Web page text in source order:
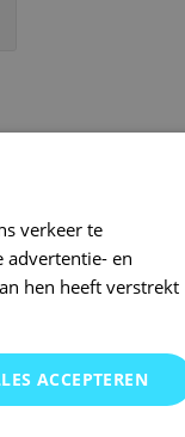
nu zelf voordelig
op voorhand
kwaliteit
in ons
Direct uit
SRS kunt
bedrijfswagens,
verkeer te
advertentie- en
hen heeft verstrekt
ACCEPTEREN